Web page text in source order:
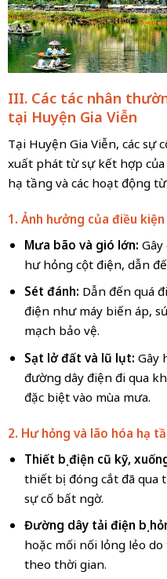
III. Các tác nhân
tại Huyện Gia Viễn
Tại Huyện Gia Viễn, các
xuất phát từ sự kết hợp
hạ tầng và các hoạt động
1. Ảnh hưởng của điều
Mưa bão và gió lớn:
hư hỏng cột điện, dẫn
Sét đánh: Dẫn đến quá
điện như máy biến áp,
mạch bảo vệ.
Sạt lở đất và lũ lụt: Gây
đường dây điện đi qua
đặc biệt vào mùa mưa.
2. Hư hỏng và lão hóa hạ
Thiết bị điện cũ kỹ,
thiết bị đóng cắt đã qua
sự cố bất ngờ.
Đường dây tải điện bị
hoặc mối nối lỏng lẻo
theo thời gian.